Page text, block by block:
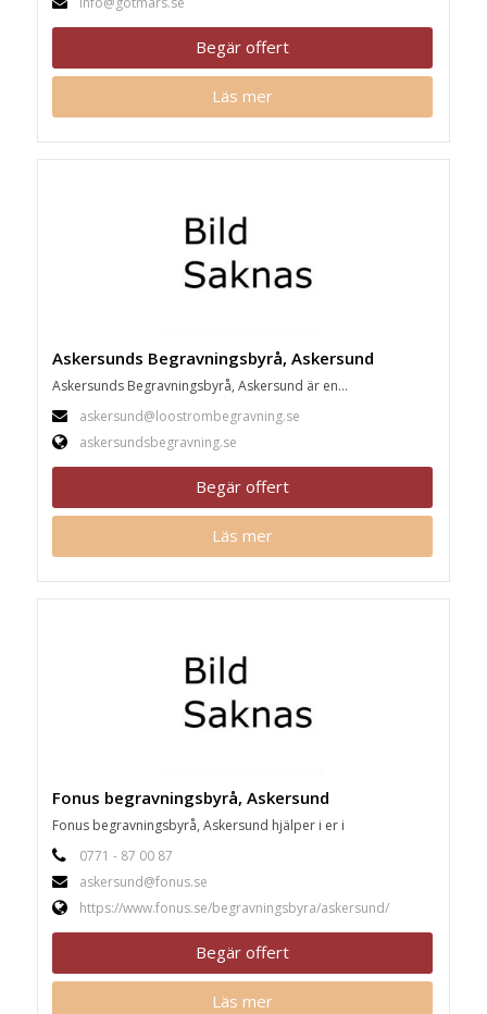
Begär offert
Läs mer
Askersunds Begravningsbyrå, Askersund
Askersunds Begravningsbyrå, Askersund är en...
askersund@loostrombegravning.se
askersundsbegravning.se
Begär offert
Läs mer
Fonus begravningsbyrå, Askersund
Fonus begravningsbyrå, Askersund hjälper i er i
0771 - 87 00 87
askersund@fonus.se
https://www.fonus.se/begravningsbyra/askersund/
Begär offert
Läs mer